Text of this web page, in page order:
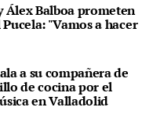
Álex Balboa prometen
"Vamos a hacer
a su compañera de
de cocina por el
en Valladolid